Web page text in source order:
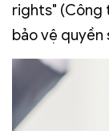
rights" (Công
bảo vệ quyền